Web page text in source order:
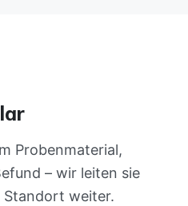
Probenmaterial,
– wir leiten sie
Standort weiter.